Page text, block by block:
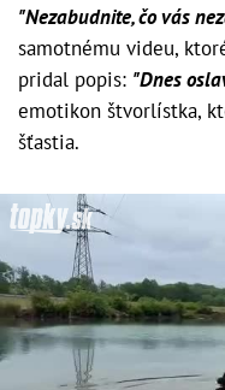
"Nezabudnite, čo vás
samotnému videu,
pridal popis: "Dnes
emotikon štvorlístka,
šťastia.